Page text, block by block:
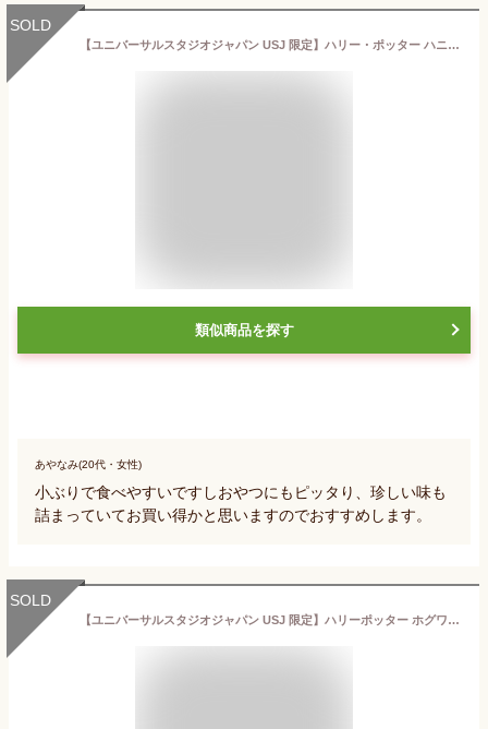
SOLD
【ユニバーサルスタジオジャパン USJ 限定】ハリー・ポッター ハニーデュークス バーティー・ボッツの百味ビーンズ 10袋 お土産 お菓子 ユニバ
類似商品を探す
あやなみ(20代・女性)
小ぶりで食べやすいですしおやつにもピッタり、珍しい味も
詰まっていてお買い得かと思いますのでおすすめします。
SOLD
【ユニバーサルスタジオジャパン USJ 限定】ハリーポッター ホグワーツ 四寮 クランチ アンティークカン チョコレート お土産 お菓子 ユニバ グッズ プレゼント